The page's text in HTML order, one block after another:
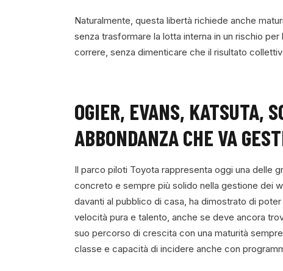
Naturalmente, questa libertà richiede anche
senza trasformare la lotta interna in un rischio
correre, senza dimenticare che il risultato
OGIER, EVANS, KATSUTA,
ABBONDANZA CHE VA
Il parco piloti Toyota rappresenta oggi una delle
concreto e sempre più solido nella gestione dei
davanti al pubblico di casa, ha dimostrato di
velocità pura e talento, anche se deve ancora
suo percorso di crescita con una maturità
classe e capacità di incidere anche con